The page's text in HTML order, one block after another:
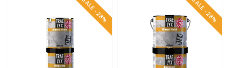
SALE -28% SALE -28%